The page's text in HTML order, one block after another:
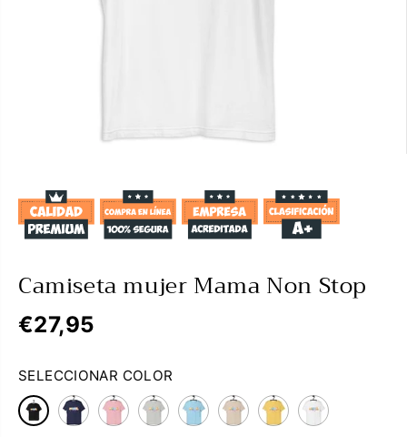
Camiseta mujer Mama Non Stop
P
E
C
I
€27,95
SELECCIONAR COLOR